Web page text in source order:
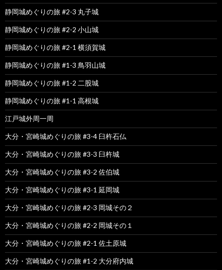
静岡城めぐりの旅 #2-3 丸子城
静岡城めぐりの旅 #2-2 小山城
静岡城めぐりの旅 #2-1 横須賀城
静岡城めぐりの旅 #1-3 鳥羽山城
静岡城めぐりの旅 #1-2 二股城
静岡城めぐりの旅 #1-1 高根城
江戸城外周一周
大分・宮崎城めぐりの旅 #3-4 臼杵石仏
大分・宮崎城めぐりの旅 #3-3 臼杵城
大分・宮崎城めぐりの旅 #3-2 佐伯城
大分・宮崎城めぐりの旅 #3-1 延岡城
大分・宮崎城めぐりの旅 #2-3 岡城その２
大分・宮崎城めぐりの旅 #2-2 岡城その１
大分・宮崎城めぐりの旅 #2-1 佐土原城
大分・宮崎城めぐりの旅 #1-2 大分府内城